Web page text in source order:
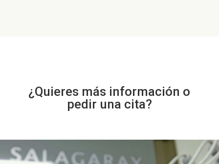
¿Quieres más información o
pedir una cita?